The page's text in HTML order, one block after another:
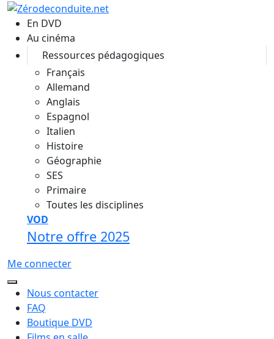
Aller au contenu principal
En DVD
Au cinéma
Ressources pédagogiques
Français
Allemand
Anglais
Espagnol
Italien
Histoire
Géographie
SES
Primaire
Toutes les disciplines
VOD
Notre offre 2025
Me connecter
Nous contacter
FAQ
Boutique DVD